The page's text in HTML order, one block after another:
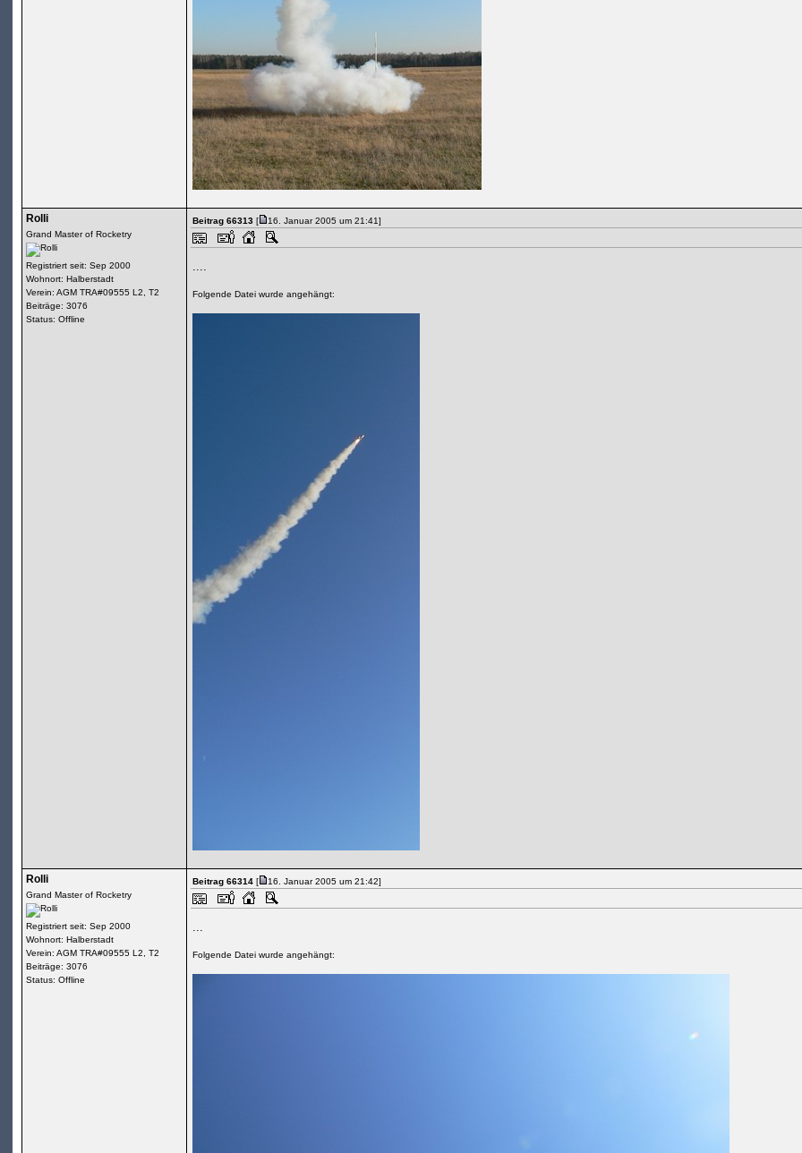
Rolli
Grand Master of Rocketry
Registriert seit: Sep 2000
Wohnort: Halberstadt
Verein: AGM TRA#09555 L2, T2
Beiträge: 3076
Status: Offline
Beitrag 66313[
16. Januar 2005 um 21:41]
....
Folgende Datei wurde angehängt:
Rolli
Grand Master of Rocketry
Registriert seit: Sep 2000
Wohnort: Halberstadt
Verein: AGM TRA#09555 L2, T2
Beiträge: 3076
Status: Offline
Beitrag 66314[
16. Januar 2005 um 21:42]
...
Folgende Datei wurde angehängt: